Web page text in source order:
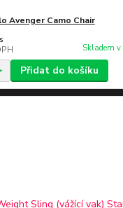
Avenger Camo Chair
Skladem v
Přidat do košíku